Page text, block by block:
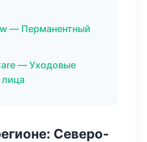
— Перманентный
— Уходовые
Северо-